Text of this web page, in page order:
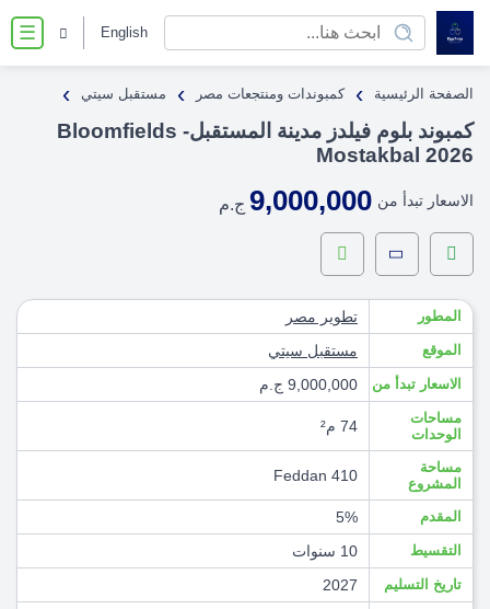
☰ English
الصفحة الرئيسية › كمبوندات ومنتجعات مصر › مستقبل سيتي ›
كمبوند بلوم فيلدز مدينة المستقبل- Bloomfields
Mostakbal 2026
الاسعار تبدأ من 9,000,000 ج.م
المطور تطوير مصر
الموقع مستقبل سيتي
الاسعار تبدأ من 9,000,000 ج.م
مساحات
الوحدات
74 م²
مساحة
المشروع
410 Feddan
المقدم 5%
التقسيط 10 سنوات
تاريخ التسليم 2027